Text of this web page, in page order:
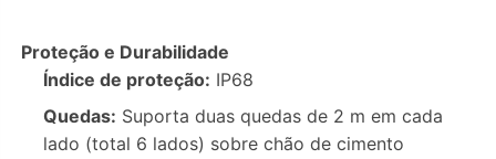
Proteção e Durabilidade
Índice de proteção: IP68
Quedas: Suporta duas quedas de 2 m em cada
lado (total 6 lados) sobre chão de cimento